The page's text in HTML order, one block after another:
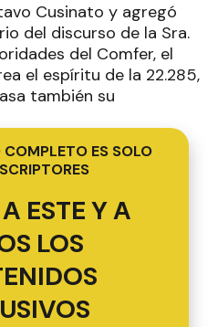
Cusinato y agregó
del discurso de la Sra.
del Comfer, el
el espíritu de la 22.285,
también su
COMPLETO ES SOLO
ESTE Y A
LOS